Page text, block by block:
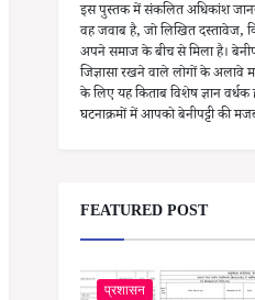
इस पुस्तक में संकलित अधिकांश
वह जवाब है, जो लिखित दस्तावेज,
अपने समाज के बीच से मिला है।
जिज्ञासा रखने वाले लोगों के अलावे
के लिए यह किताब विशेष ज्ञान वर्धक
घटनाक्रमों में आपको बेनीपट्टी की
FEATURED POST
प्रशासन